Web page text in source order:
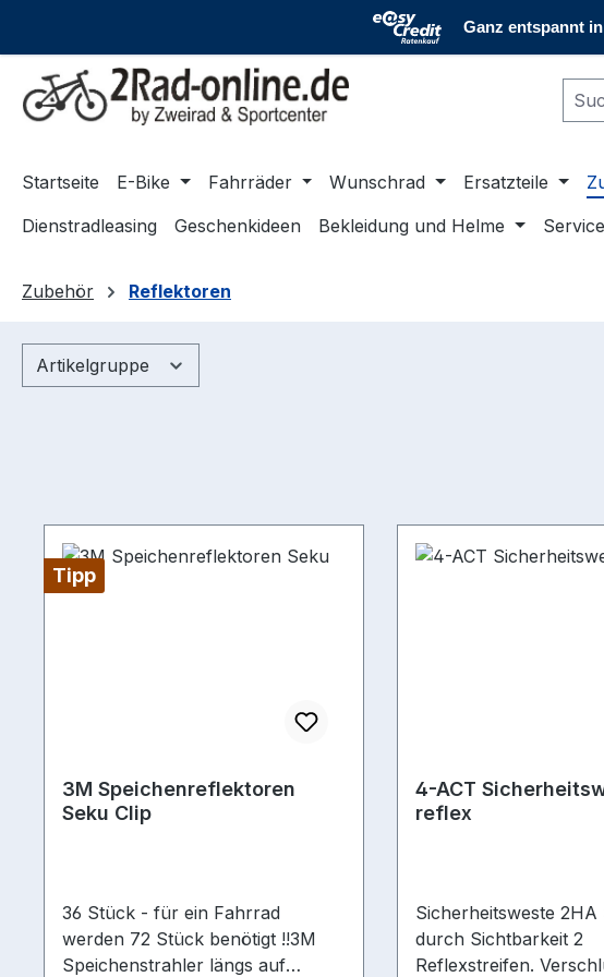
Hauptinhalt springen
Zur Suche springen
Zur Hauptnavigation springen
Startseite E-Bike Fahrräder Wunschrad Ersatzteile
Dienstradleasing
Geschenkideen Bekleidung und Helme
Zubehör Reflektoren
Artikelgruppe
Tipp
3M Speichenreflektoren
Seku Clip
36 Stück - für ein Fahrrad
werden 72 Stück benötigt !!3M
Speichenstrahler längs auf
4-ACT
reflex
Sicherheitsweste 2HA
durch Sichtbarkeit 2
Reflexstreifen.